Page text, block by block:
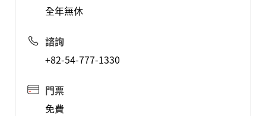
全年無休
諮詢
+82-54-777-1330
門票
免費